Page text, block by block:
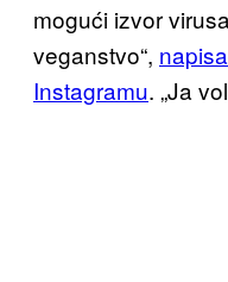
mogući izvor
veganstvo“,
Instagramu. „Ja